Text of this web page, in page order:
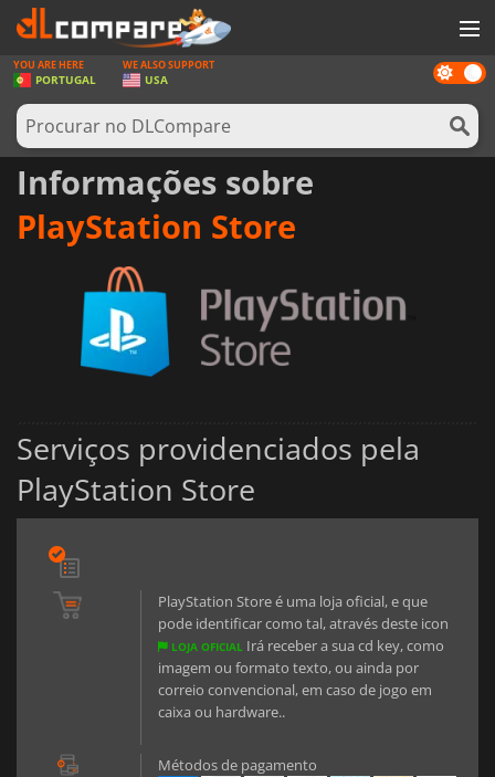
JOGOS
GAME CARDS
SOFTWARE
HARDWARE
ENTRAR OU REGISTAR
Dark
mode
YOU ARE HERE
PORTUGAL
WE ALSO SUPPORT
USA
Informações sobre
PlayStation Store
Serviços providenciados pela
PlayStation Store
PlayStation Store é uma loja oficial, e que
pode identificar como tal, através deste icon
LOJA OFICIAL Irá receber a sua cd key, como
imagem ou formato texto, ou ainda por
correio convencional, em caso de jogo em
caixa ou hardware..
Métodos de pagamento